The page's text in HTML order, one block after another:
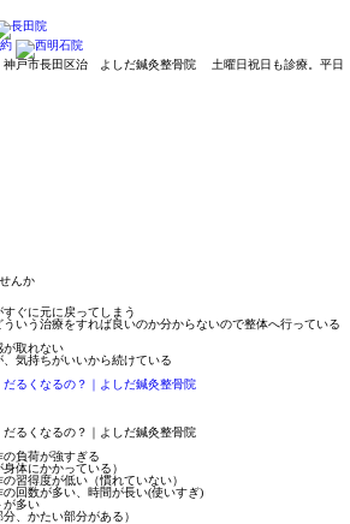
神戸市長田区治 よしだ鍼灸整骨院 土曜日祝日も診療。平日
ぐに元に戻ってしまう
いう治療をすれば良いのか分からないので整体へ行っている
が取れない
気持ちがいいから続けている
るくなるの？｜よしだ鍼灸整骨院
るくなるの？｜よしだ鍼灸整骨院
負荷が強すぎる
体にかかっている）
習得度が低い（慣れていない）
回数が多い、時間が長い(使いすぎ)
が多い
、かたい部分がある）